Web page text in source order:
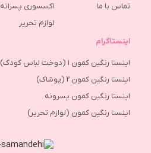
تماس با ما
اکسسوری پسرانه
لوازم تحریر
اینستاگرام
اینستا رنگین کمون 1 (دوخت لباس کودک)
اینستا رنگین کمون 2 (پوشاک)
اینستا رنگین کمون پسرونه
اینستا رنگین کمون (لوازم تحریر)